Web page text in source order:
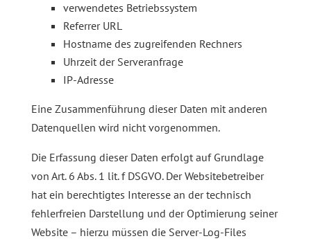
verwendetes Betriebssystem
Referrer URL
Hostname des zugreifenden Rechners
Uhrzeit der Serveranfrage
IP-Adresse
Eine Zusammenführung dieser Daten mit anderen
Datenquellen wird nicht vorgenommen.
Die Erfassung dieser Daten erfolgt auf Grundlage
von Art. 6 Abs. 1 lit. f DSGVO. Der Websitebetreiber
hat ein berechtigtes Interesse an der technisch
fehlerfreien Darstellung und der Optimierung seiner
Website – hierzu müssen die Server-Log-Files